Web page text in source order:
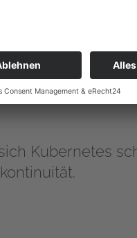
während
-
Kubernetes